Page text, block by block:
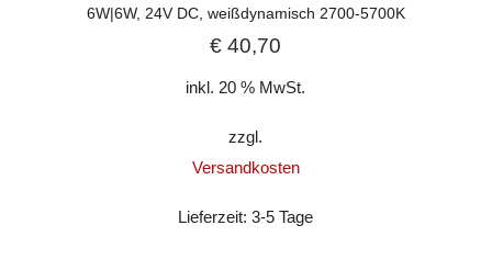
6W|6W, 24V DC, weißdynamisch 2700-5700K
€ 40,70
inkl. 20 % MwSt.
zzgl.
Versandkosten
Lieferzeit:3-5 Tage